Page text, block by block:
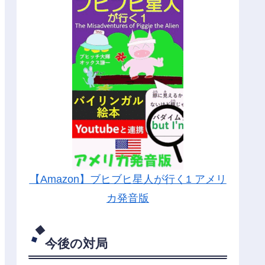
【Amazon】ブヒブヒ星人が行く1 アメリ
カ発音版
今後の対局